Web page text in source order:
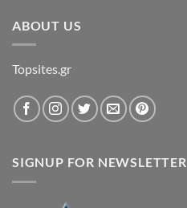
ABOUT US
Topsites.gr
SIGNUP FOR NEWSLETTER